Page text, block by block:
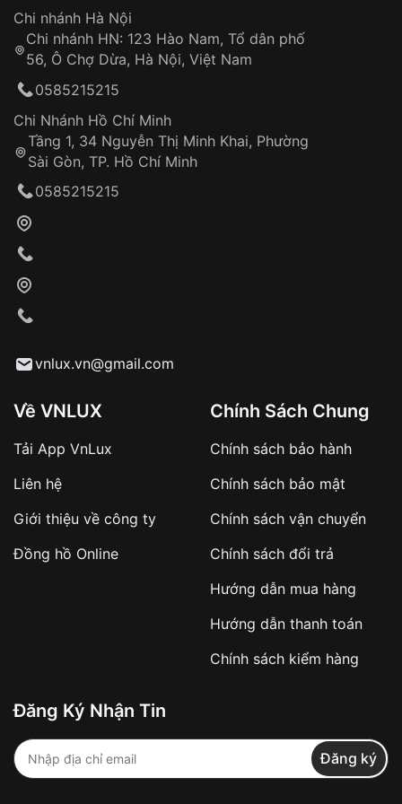
Hotline: 0585 215 215
Từ khóa SEO:
Khách hàng kiểm tra và thanh toán trực tiếp
Từ khóa SEO:
sản phẩm đặc biệt
hàng
Số tiền còn lại thanh toán khi nhận hàng hoặc
✔️ Đảm bảo xử lý đơn hàng nhanh chóng
✔️ Hạn chế tình trạng hủy đơn không mong
Từ khóa SEO:
Đảm bảo quyền lợi khách hàng
Đồng hành cùng khách hàng trong suốt quá
trình sử dụng
Chi nhánh Hà Nội
Chi nhánh HN: 123 Hào Nam, Tổ dân phố
56, Ô Chợ Dừa, Hà Nội, Việt Nam
0585215215
Chi Nhánh Hồ Chí Minh
Tầng 1, 34 Nguyễn Thị Minh Khai, Phường
Sài Gòn, TP. Hồ Chí Minh
0585215215
vnlux.vn@gmail.com
Về VNLUX
Tải App VnLux
Liên hệ
Giới thiệu về công ty
Đồng hồ Online
Chính Sách Chung
Chính sách bảo hành
Chính sách bảo mật
Chính sách vận chuyển
Chính sách đổi trả
Hướng dẫn mua hàng
Hướng dẫn thanh toán
Chính sách kiểm hàng
Đăng Ký Nhận Tin
Đăng ký